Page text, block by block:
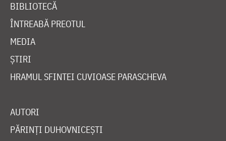
BIBLIOTECĂ
ÎNTREABĂ PREOTUL
MEDIA
ȘTIRI
HRAMUL SFINTEI CUVIOASE PARASCHEVA
AUTORI
PĂRINȚI DUHOVNICEȘTI